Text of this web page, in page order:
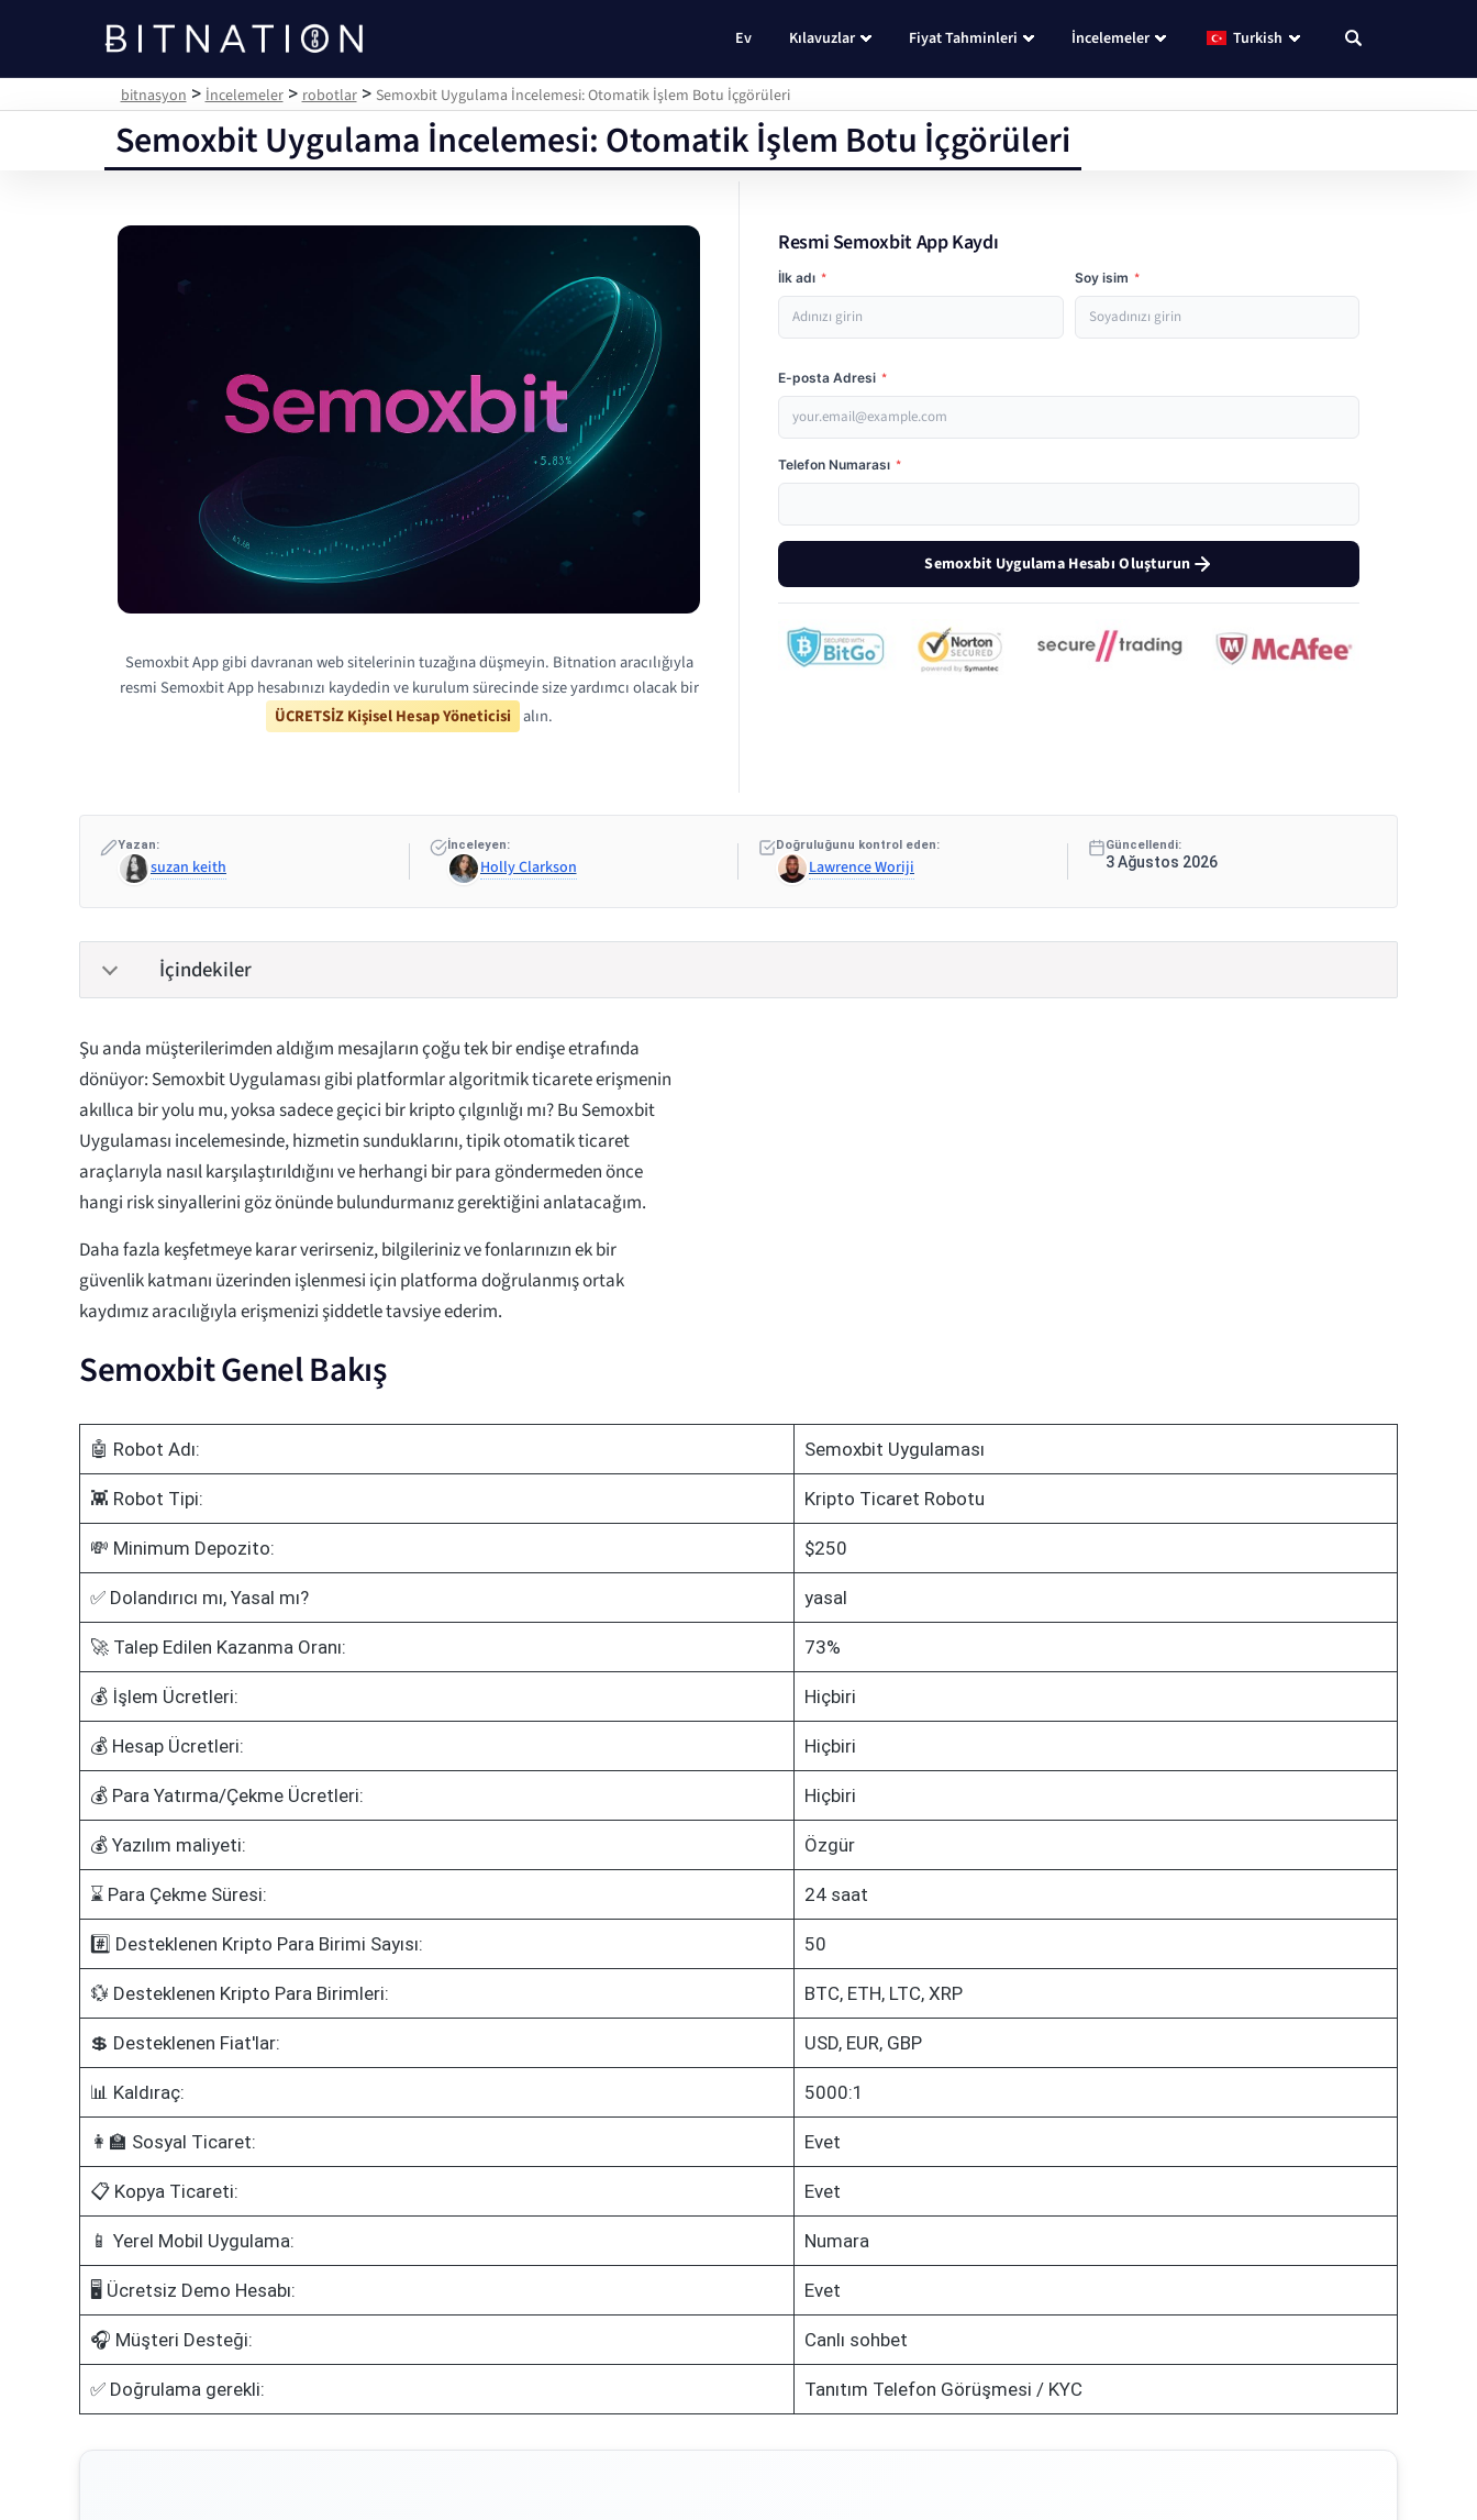
bitnasyon
Ev Kılavuzlar Fiyat Tahminleri İncelemeler Turkish
bitnasyon >İncelemeler>robotlar> Semoxbit Uygulama İncelemesi: Otomatik İşlem Botu İçgörüleri
Semoxbit Uygulama İncelemesi: Otomatik İşlem Botu İçgörüleri
Semoxbit App gibi davranan web sitelerinin tuzağına düşmeyin. Bitnation aracılığıyla
resmi Semoxbit App hesabınızı kaydedin ve kurulum sürecinde size yardımcı olacak bir
ÜCRETSİZ Kişisel Hesap Yöneticisi alın.
Resmi Semoxbit App Kaydı
İlk adı * Soy isim *
E-posta Adresi *
Telefon Numarası *
Semoxbit Uygulama Hesabı Oluşturun
Yazan:
suzan keith
İnceleyen:
Holly Clarkson
Doğruluğunu kontrol eden:
Lawrence Woriji
Güncellendi:
3 Ağustos 2026
İçindekiler
Şu anda müşterilerimden aldığım mesajların çoğu tek bir endişe etrafında
dönüyor: Semoxbit Uygulaması gibi platformlar algoritmik ticarete erişmenin
akıllıca bir yolu mu, yoksa sadece geçici bir kripto çılgınlığı mı? Bu Semoxbit
Uygulaması incelemesinde, hizmetin sunduklarını, tipik otomatik ticaret
araçlarıyla nasıl karşılaştırıldığını ve herhangi bir para göndermeden önce
hangi risk sinyallerini göz önünde bulundurmanız gerektiğini anlatacağım.
Daha fazla keşfetmeye karar verirseniz, bilgileriniz ve fonlarınızın ek bir
güvenlik katmanı üzerinden işlenmesi için platforma doğrulanmış ortak
kaydımız aracılığıyla erişmenizi şiddetle tavsiye ederim.
Semoxbit Genel Bakış
🤖 Robot Adı: Semoxbit Uygulaması
👾 Robot Tipi: Kripto Ticaret Robotu
💸 Minimum Depozito: $250
✅ Dolandırıcı mı, Yasal mı? yasal
🚀 Talep Edilen Kazanma Oranı: 73%
💰 İşlem Ücretleri: Hiçbiri
💰 Hesap Ücretleri: Hiçbiri
💰 Para Yatırma/Çekme Ücretleri: Hiçbiri
💰 Yazılım maliyeti: Özgür
⌛ Para Çekme Süresi: 24 saat
#️⃣ Desteklenen Kripto Para Birimi Sayısı: 50
💱 Desteklenen Kripto Para Birimleri: BTC, ETH, LTC, XRP
💲 Desteklenen Fiat'lar: USD, EUR, GBP
📊 Kaldıraç: 5000:1
👩‍🏫 Sosyal Ticaret: Evet
📋 Kopya Ticareti: Evet
📱 Yerel Mobil Uygulama: Numara
🖥️ Ücretsiz Demo Hesabı: Evet
🎧 Müşteri Desteği: Canlı sohbet
✅ Doğrulama gerekli: Tanıtım Telefon Görüşmesi / KYC